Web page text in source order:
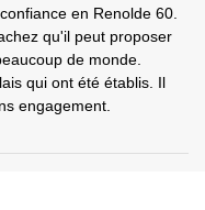
en Renolde 60.
qu'il peut proposer
de monde.
qui ont été établis. Il
engagement.